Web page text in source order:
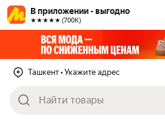
В приложении - выгодно
★★★★★ (700К)
Ташкент • Укажите адрес